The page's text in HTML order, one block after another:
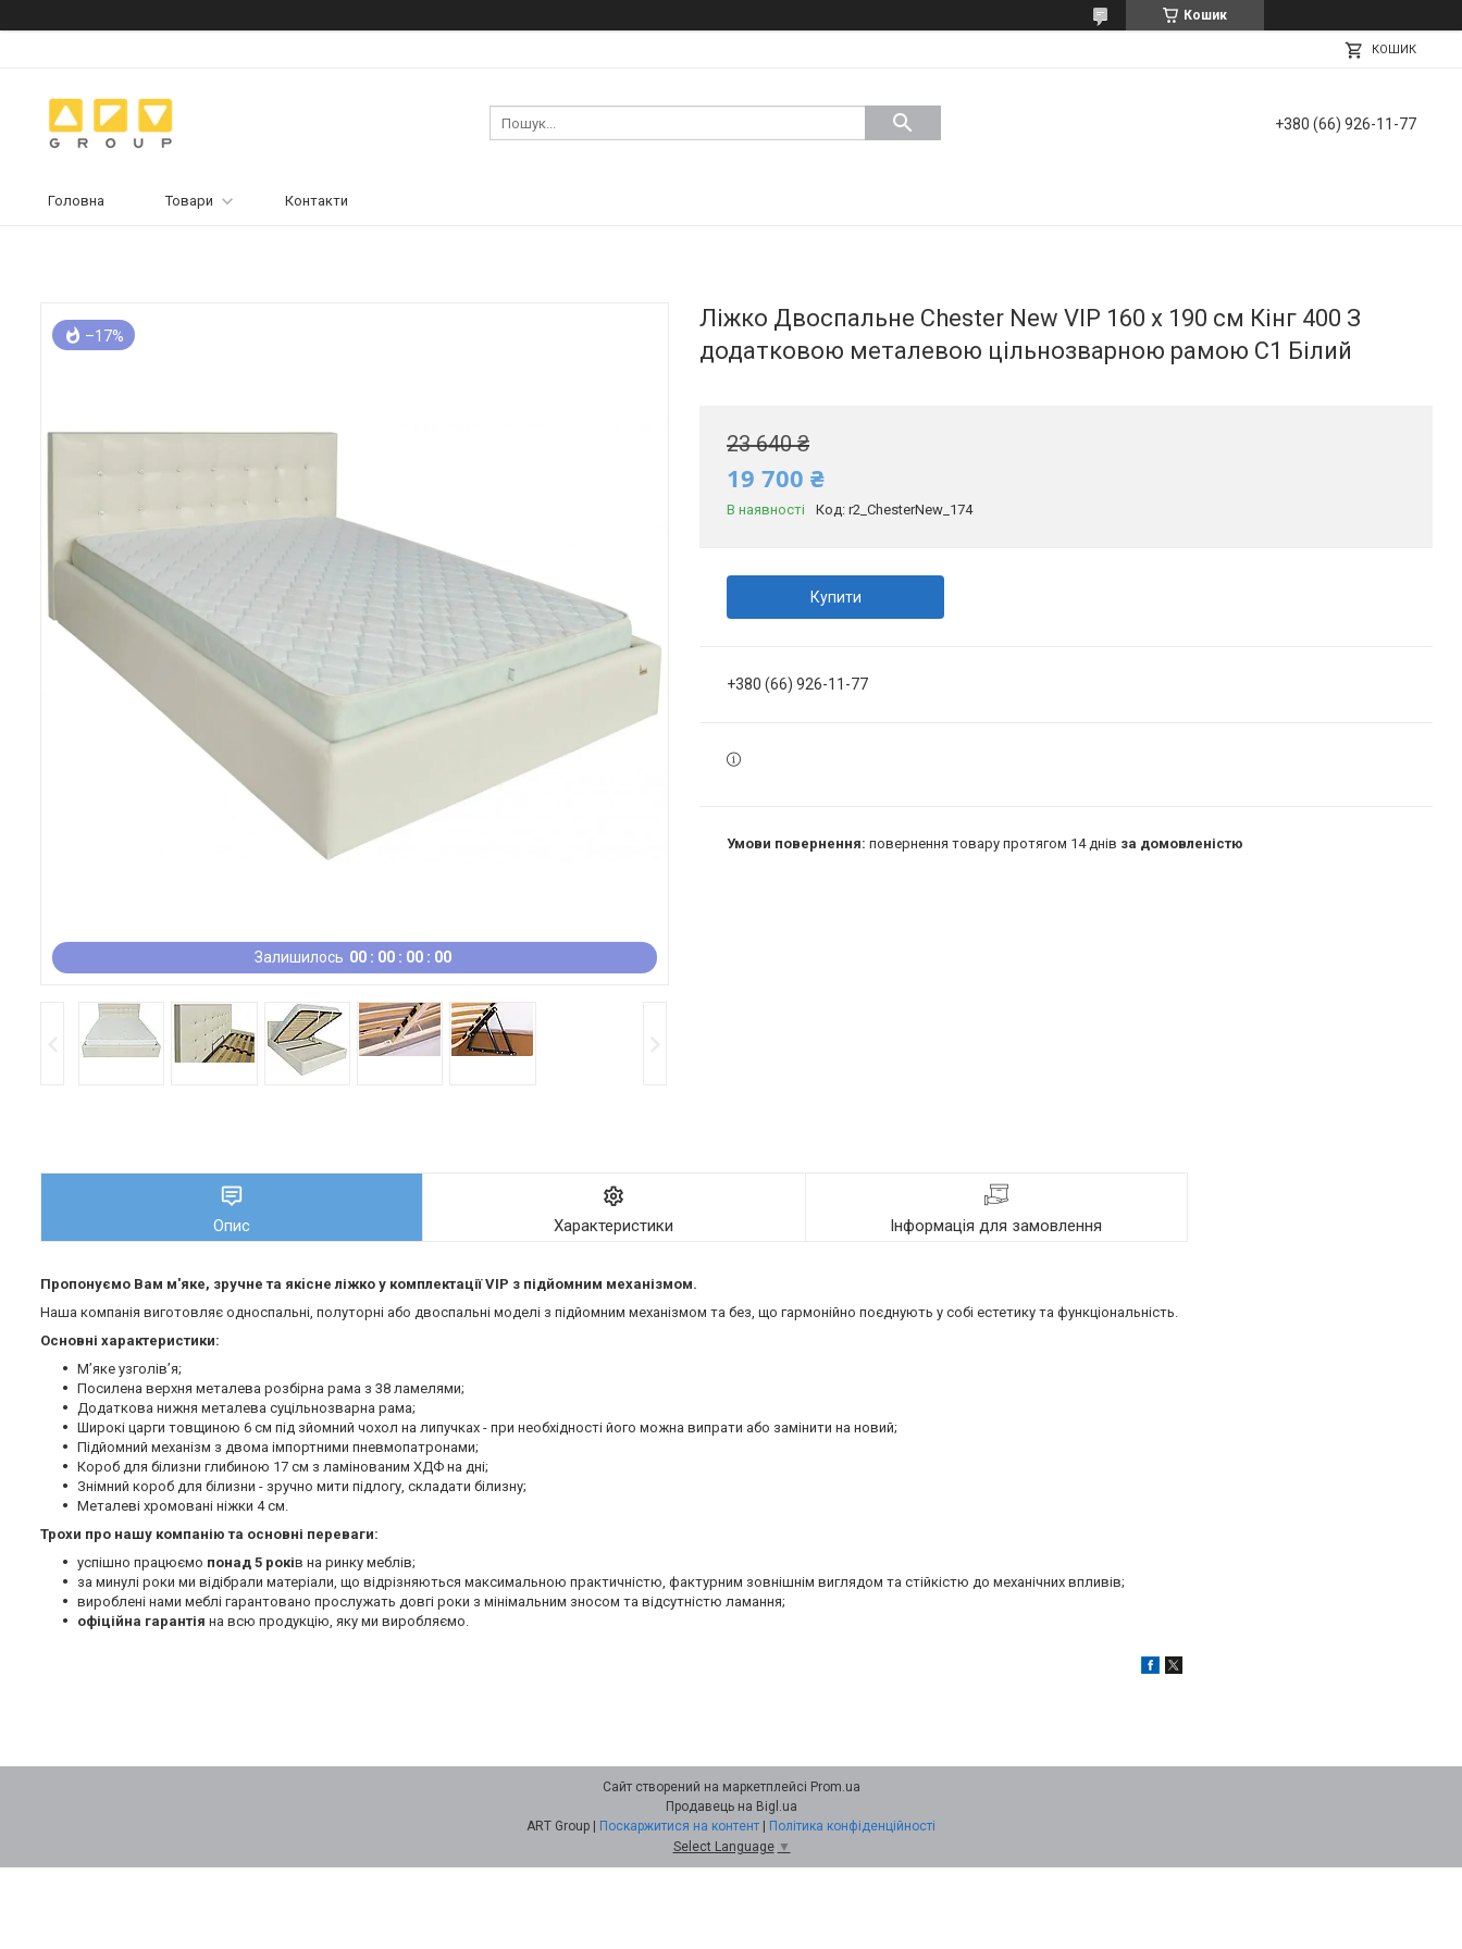
Кошик
КОШИК
+380 (66) 926-11-77
Головна Товари Контакти
Залишилось 00 00 00 00
–17%
Ліжко Двоспальне Chester New VIP 160 х 190 см Кінг 400 З
додатковою металевою цільнозварною рамою C1 Білий
23 640 ₴
19 700 ₴
В наявності Код: r2_ChesterNew_174
Купити
+380 (66) 926-11-77
повернення товару протягом 14 днів за домовленістю
Опис Характеристики Інформація для замовлення
Пропонуємо Вам м'яке, зручне та якiсне ліжко у комплектації VIP з підйомним механізмом.
Наша компанія виготовляє односпальні, полуторні або двоспальні моделі з підйомним механізмом та без, що гармонійно поєднують у собі естетику та функціональність.
Основні характеристики:
М’яке узголів’я;
Посилена верхня металева розбірна рама з 38 ламелями;
Додаткова нижня металева суцільнозварна рама;
Широкі царги товщиною 6 см під зйомний чохол на липучках - при необхідності його можна випрати або замінити на новий;
Підйомний механізм з двома імпортними пневмопатронами;
Короб для білизни глибиною 17 см з ламінованим ХДФ на дні;
Знімний короб для білизни - зручно мити підлогу, складати білизну;
Металеві хромовані ніжки 4 см.
Трохи про нашу компанію та основні переваги:
успішно працюємо понад 5 років на ринку меблів;
за минулі роки ми відібрали матеріали, що відрізняються максимальною практичністю, фактурним зовнішнім виглядом та стійкістю до механічних впливів;
вироблені нами меблі гарантовано прослужать довгі роки з мінімальним зносом та відсутністю ламання;
офіційна гарантія на всю продукцію, яку ми виробляємо.
Сайт створений на маркетплейсі Prom.ua
Продавець на Bigl.ua
Поскаржитися на контент
Політика конфіденційності
Select Language ▼